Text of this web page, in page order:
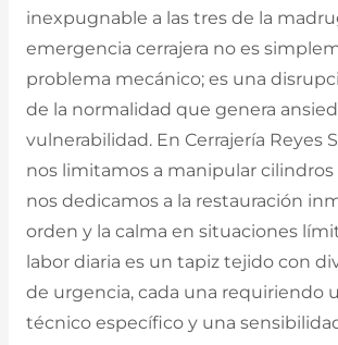
inexpugnable a las tres de la
emergencia cerrajera no es
problema mecánico; es una
de la normalidad que genera
vulnerabilidad. En Cerrajería Reyes
nos limitamos a manipular cilindros
nos dedicamos a la restauración
orden y la calma en situaciones
labor diaria es un tapiz tejido con
de urgencia, cada una requiriendo
técnico específico y una